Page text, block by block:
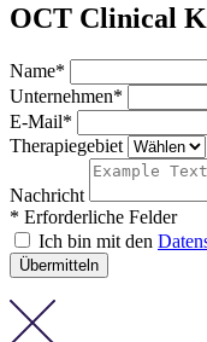
OCT Clinical
Name*
Unternehmen*
E-Mail*
Therapiegebiet
Nachricht
* Erforderliche Felder
Ich bin mit den